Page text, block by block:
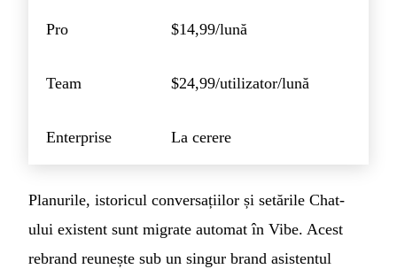
Pro $14,99/lună
Team $24,99/utilizator/lună
Enterprise La cerere
Planurile, istoricul conversațiilor și setările Chat-
ului existent sunt migrate automat în Vibe. Acest
rebrand reunește sub un singur brand asistentul